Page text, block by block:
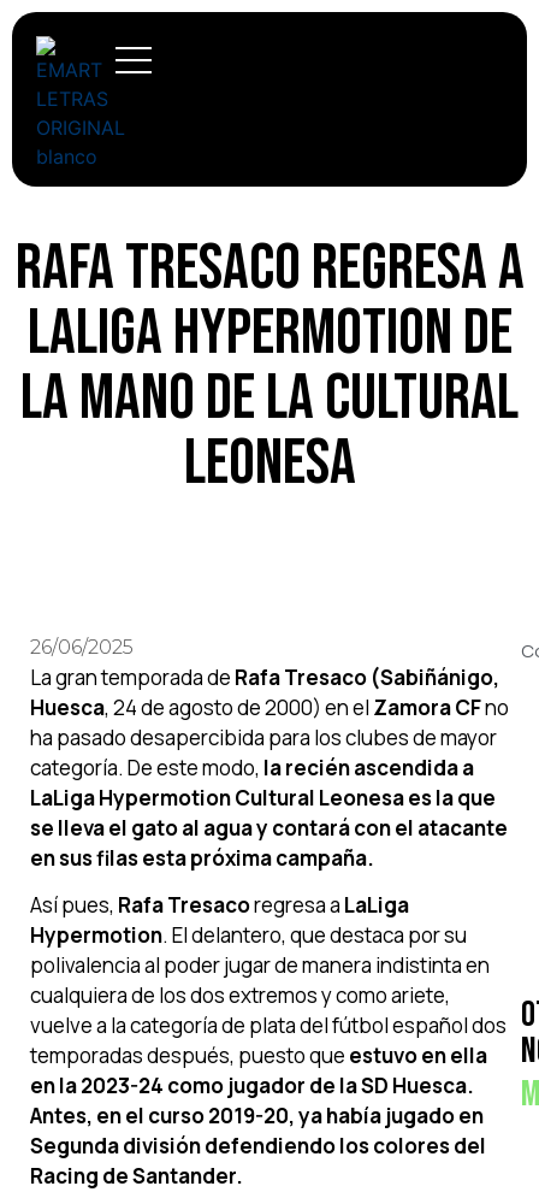
Rafa Tresaco regresa a
LaLiga Hypermotion de
la mano de la Cultural
Leonesa
26/06/2025
La gran temporada de Rafa Tresaco (Sabiñánigo,
Huesca, 24 de agosto de 2000) en el Zamora CFno
ha pasado desapercibida para los clubes de mayor
categoría. De este modo, la recién ascendida a
LaLiga Hypermotion Cultural Leonesa es la que
se lleva el gato al agua y contará con el atacante
en sus filas esta próxima campaña.
Así pues, Rafa Tresacoregresa a LaLiga
Hypermotion. El delantero, que destaca por su
polivalencia al poder jugar de manera indistinta en
cualquiera de los dos extremos y como ariete,
vuelve a la categoría de plata del fútbol español dos
temporadas después, puesto que estuvo en ella
en la 2023-24 como jugador de la SD Huesca.
Antes, en el curso 2019-20, ya había jugado en
Segunda división defendiendo los colores del
Racing de Santander.